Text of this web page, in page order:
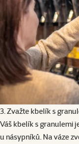
3. Zvažte kbelík s
Váš kbelík s granulemi
u násypníků. Na váze